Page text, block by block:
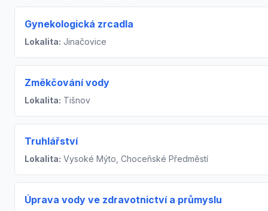
Gynekologická zrcadla
Lokalita: Jinačovice
Změkčování vody
Lokalita: Tišnov
Truhlářství
Lokalita: Vysoké Mýto, Choceňské Předměstí
Úprava vody ve zdravotnictví a průmyslu